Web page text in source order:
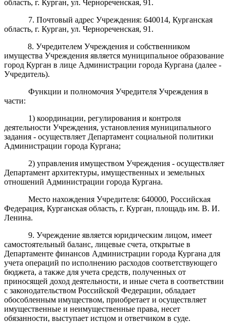
область, г. Курган, ул. Чернореченская, 91.
7. Почтовый адрес Учреждения: 640014, Курганская
область, г. Курган, ул. Чернореченская, 91.
8. Учредителем Учреждения и собственником
имущества Учреждения является муниципальное образование
город Курган в лице Администрации города Кургана (далее -
Учредитель).
Функции и полномочия Учредителя Учрежденияв
части:
1) координации, регулирования и контроля
деятельности Учреждения, установления муниципального
задания - осуществляет Департамент социальной политики
Администрации города Кургана;
2) управления имуществом Учреждения- осуществляет
Департамент архитектуры, имущественных и земельных
отношений Администрации города Кургана.
Место нахождения Учредителя: 640000, Российская
Федерация, Курганская область, г. Курган, площадь им. В. И.
Ленина.
9. Учреждение является юридическим лицом, имеет
самостоятельный баланс, лицевые счета, открытые в
Департаменте финансов Администрации города Кургана для
учета операций по исполнению расходов соответствующего
бюджета, а также для учета средств, полученных от
приносящей доход деятельности, и иные счета в соответствии
с законодательством Российской Федерации, обладает
обособленным имуществом, приобретает и осуществляет
имущественные и неимущественные права, несет
обязанности, выступает истцом и ответчиком в суде.